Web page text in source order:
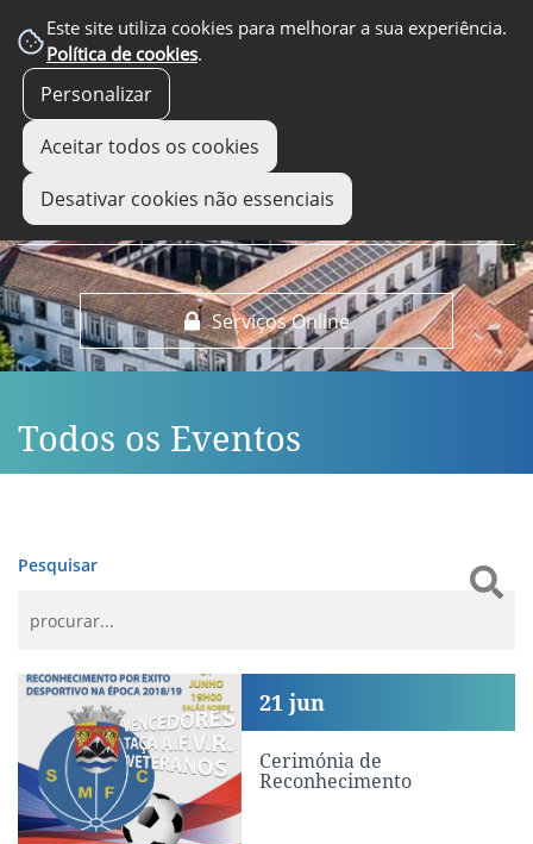
Este site utiliza cookies para melhorar a sua experiência.
Política de cookies.
Personalizar
Aceitar todos os cookies
Desativar cookies não essenciais
Serviços Online
EM DESTAQUE
Todos os Eventos
Pesquisar
Cerimónia de Reconhecimento
Cerimónia de
Reconhecimento
21 jun